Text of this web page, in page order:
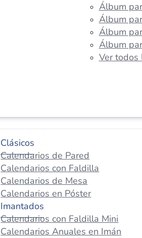
Álbum
Álbum
Álbum
Álbum
Ver todos
Clásicos
Calendarios de Pared
Calendarios con Faldilla
Calendarios de Mesa
Calendarios en Póster
Imantados
Calendarios con Faldilla Mini
Calendarios Anuales en Imán